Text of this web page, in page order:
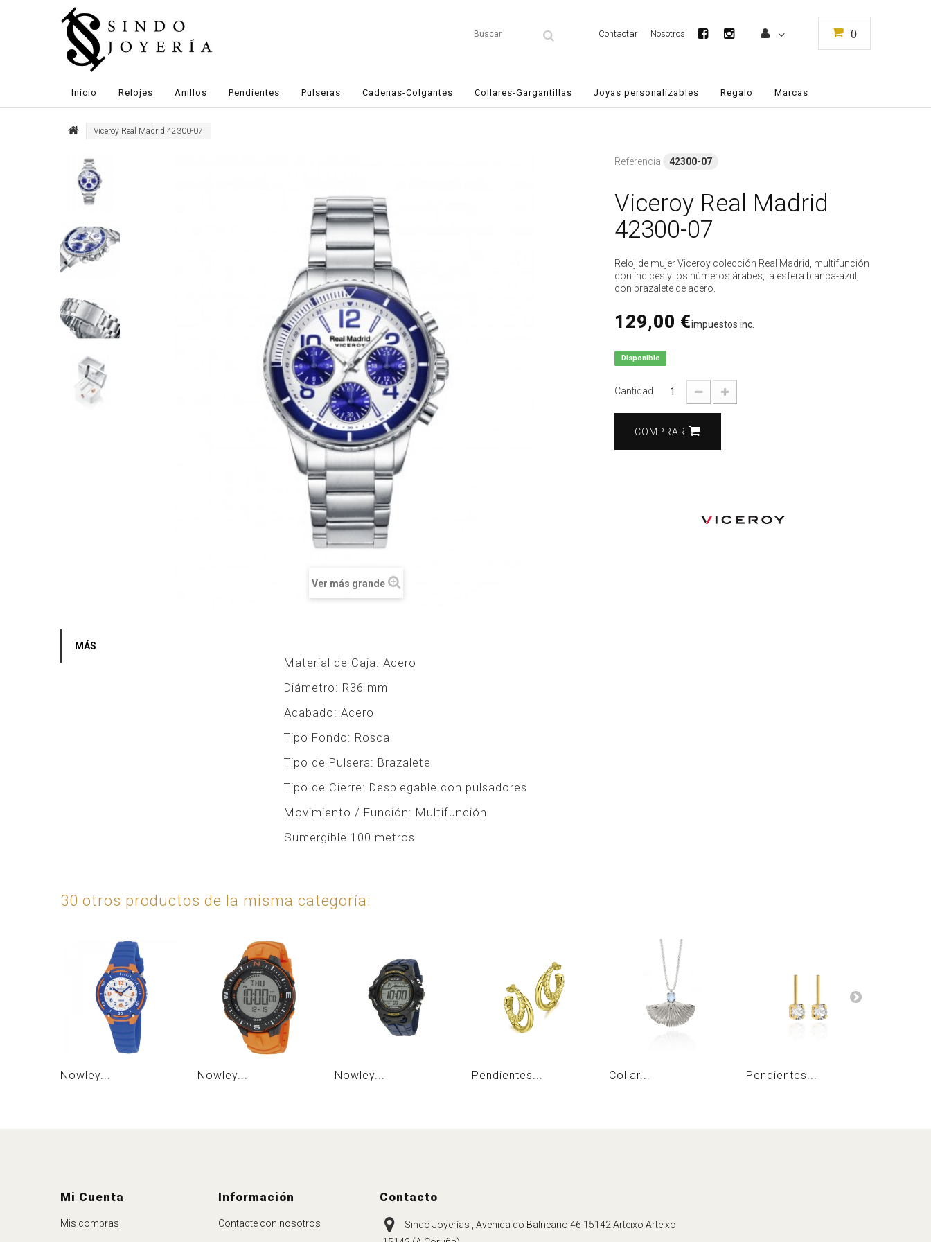
0
Nosotros
Contactar
Inicio Relojes Anillos Pendientes Pulseras Cadenas-Colgantes Collares-Gargantillas Joyas personalizables Regalo Marcas
Viceroy Real Madrid 42300-07
Ver más grande
Referencia 42300-07
Viceroy Real Madrid
42300-07
Reloj de mujer Viceroy colección Real Madrid, multifunción
con índices y los números árabes, la esfera blanca-azul,
con brazalete de acero.
129,00 €impuestos inc.
Disponible
Cantidad
COMPRAR
MÁS
Material de Caja: Acero
Diámetro: R36 mm
Acabado: Acero
Tipo Fondo: Rosca
Tipo de Pulsera: Brazalete
Tipo de Cierre: Desplegable con pulsadores
Movimiento / Función: Multifunción
Sumergible 100 metros
30 otros productos de la misma categoría:
Nowley... Nowley... Nowley... Pendientes... Collar... Pendientes...
Mi Cuenta
Mis compras
Información
Contacte con nosotros
Contacto
Sindo Joyerías , Avenida do Balneario 46 15142 Arteixo Arteixo